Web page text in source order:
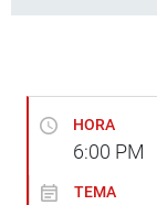
HORA
6:00 PM
TEMA